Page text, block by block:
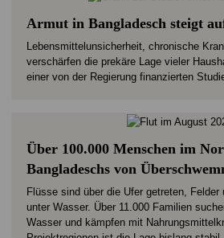
Armut in Bangladesch steigt
Lebensmittelunsicherheit, chronische
verschärfen die prekäre Lage vieler
einer von der Regierung finanzierten
Über 100.000 Menschen im
Bangladeschs von
Flüsse sind über die Ufer getreten, Felder
unter Wasser. Über 11.000 Familien
Wasser und kämpfen mit